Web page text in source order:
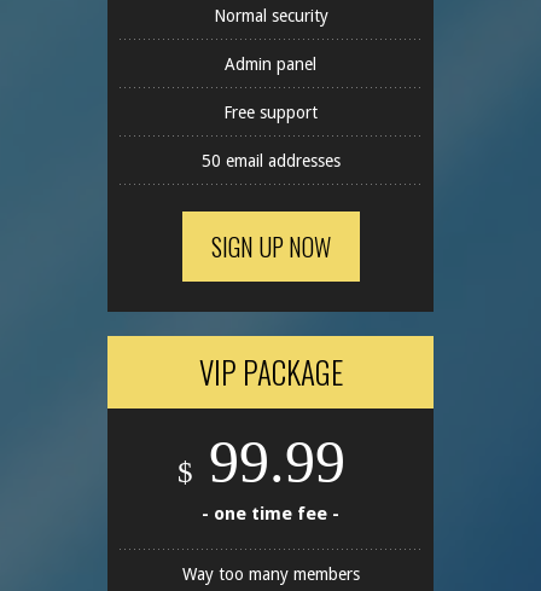
Normal security
Admin panel
Free support
50 email addresses
SIGN UP NOW
VIP PACKAGE
$ 99.99
- one time fee -
Way too many members